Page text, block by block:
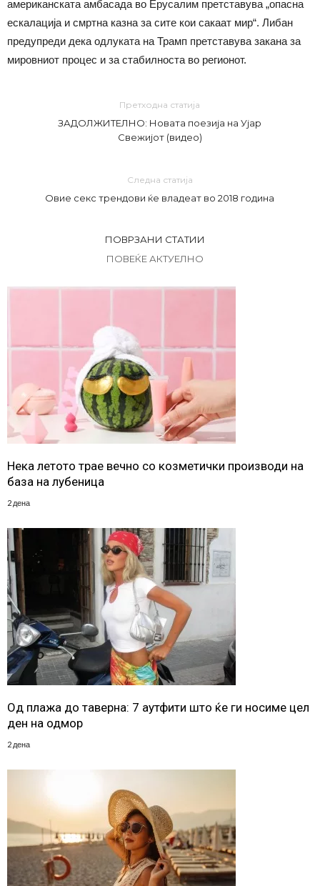
американската амбасада во Ерусалим претставува „опасна
ескалација и смртна казна за сите кои сакаат мир“. Либан
предупреди дека одлуката на Трамп претставува закана за
мировниот процес и за стабилноста во регионот.
Претходна статија
ЗАДОЛЖИТЕЛНО: Новата поезија на Ујар
Свежијот (видео)
Следна статија
Овие секс трендови ќе владеат во 2018 година
ПОВРЗАНИ СТАТИИ
ПОВЕЌЕ АКТУЕЛНО
Нека летото трае вечно со козметички производи на
база на лубеница
2 дена
Од плажа до таверна: 7 аутфити што ќе ги носиме цел
ден на одмор
2 дена